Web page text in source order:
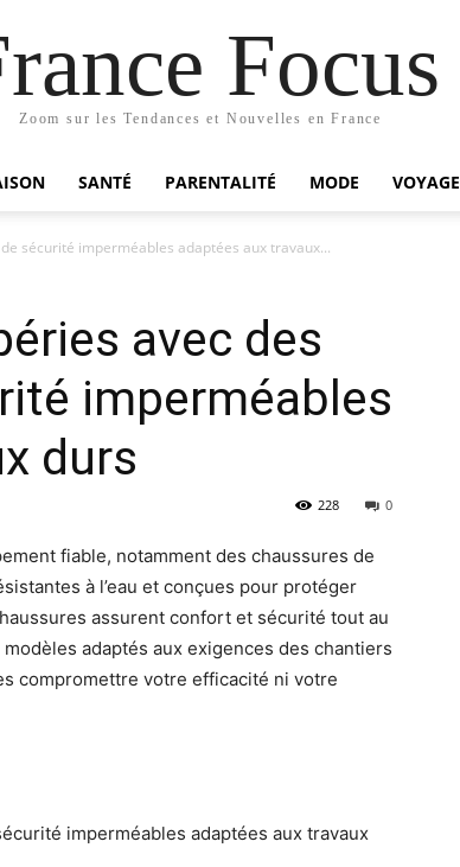
Focus
Zoom sur les Tendances et Nouvelles en France
SANTÉ PARENTALITÉ MODE VOYAGE
sécurité imperméables adaptées aux travaux...
avec des
imperméables
durs
0
228
fiable, notamment des chaussures de
à l’eau et conçues pour protéger
assurent confort et sécurité tout au
adaptés aux exigences des chantiers
compromettre votre efficacité ni votre
imperméables adaptées aux travaux